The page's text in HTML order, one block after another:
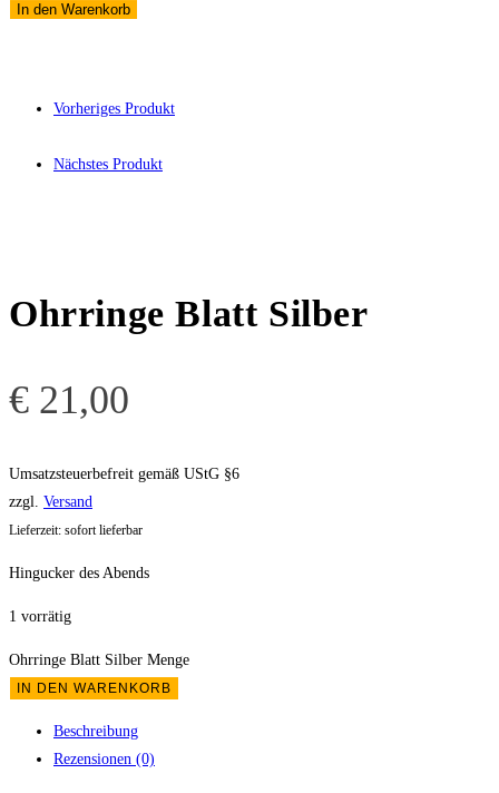
In den Warenkorb
Vorheriges Produkt
Nächstes Produkt
Ohrringe Blatt Silber
€ 21,00
Umsatzsteuerbefreit gemäß UStG §6
zzgl. Versand
Lieferzeit: sofort lieferbar
Hingucker des Abends
1 vorrätig
Ohrringe Blatt Silber Menge
IN DEN WARENKORB
Beschreibung
Rezensionen (0)